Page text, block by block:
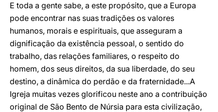
E toda a gente sabe, a este propósito, que a Europa
pode encontrar nas suas tradições os valores
humanos, morais e espirituais, que asseguram a
dignificação da existência pessoal, o sentido do
trabalho, das relações familiares, o respeito do
homem, dos seus direitos, da sua liberdade, do seu
destino, a dinâmica do perdão e da fraternidade...A
Igreja muitas vezes glorificou neste ano a contribuição
original de São Bento de Núrsia para esta civilização,